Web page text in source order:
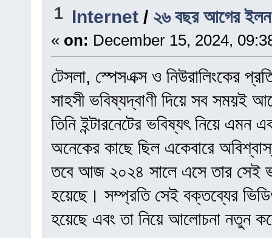
1 Internet / ২৬ বছর আগের ইলন
« on: December 15, 2024,
টেসলা, স্পেসএক্স ও নিউরালিংকের
সাহসী ভবিষ্যদ্বাণী দিয়ে সব সময়ই
তিনি ইন্টারনেটের ভবিষ্যৎ নিয়ে এমন
অনেকের কাছে ছিল একেবারে
তবে আজ ২০২৪ সালে এসে তার সেই
হয়েছে। সম্প্রতি সেই বক্তব্যের
হয়েছে এবং তা নিয়ে আলোচনা নতুন